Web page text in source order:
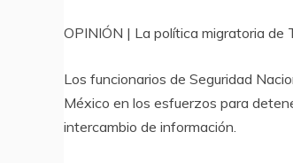
OPINIÓN | La política migratoria de
Los funcionarios de Seguridad
México en los esfuerzos para
intercambio de información.